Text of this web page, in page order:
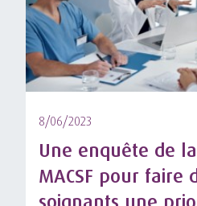
8/06/2023
Une enquête de
MACSF pour faire
soignants une